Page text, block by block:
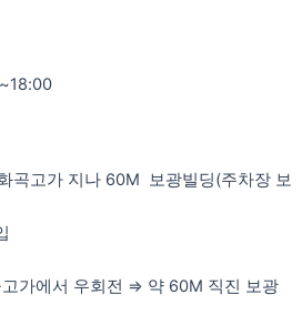
곡고가 지나 60M 보광빌딩(주차장 보
가에서 우회전 ⇒ 약 60M 직진 보광